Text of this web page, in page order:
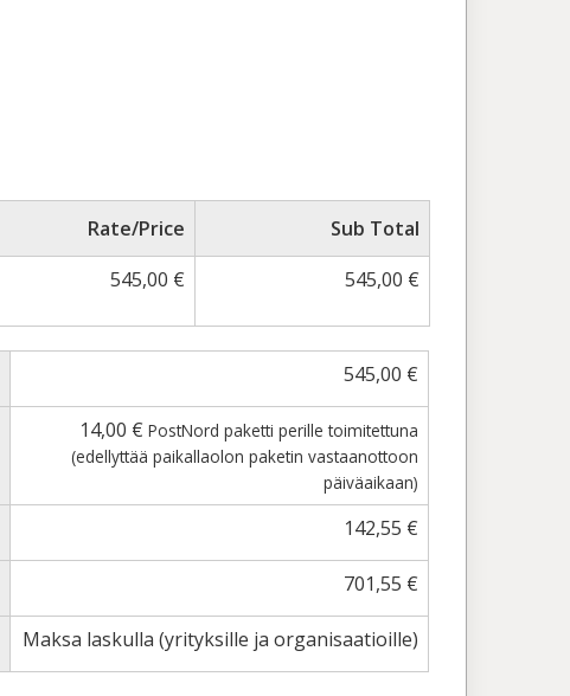
Rate/Price
Sub Total
545,00 € 545,00 €
545,00 €
14,00 € PostNord paketti perille toimitettuna
(edellyttää paikallaolon paketin vastaanottoon
päiväaikaan)
142,55 €
701,55 €
Maksa laskulla (yrityksille ja organisaatioille)